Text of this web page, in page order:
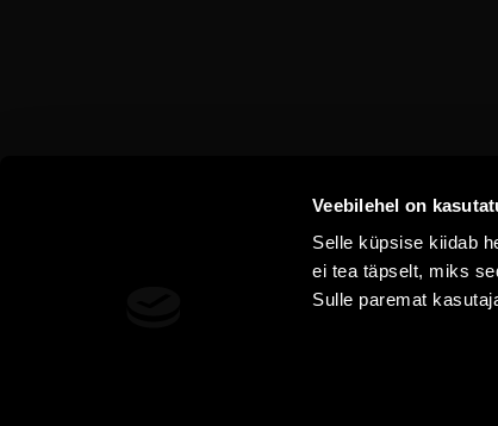
Veebilehel on
Selle küpsise kiidab
ei tea täpselt, miks
Sulle paremat